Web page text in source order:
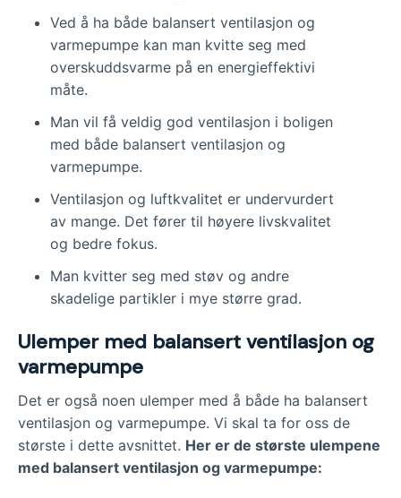
Ved å ha både balansert ventilasjon og
varmepumpe kan man kvitte seg med
overskuddsvarme på en energieffektivi
måte.
Man vil få veldig god ventilasjon i boligen
med både balansert ventilasjon og
varmepumpe.
Ventilasjon og luftkvalitet er undervurdert
av mange. Det fører til høyere livskvalitet
og bedre fokus.
Man kvitter seg med støv og andre
skadelige partikler i mye større grad.
Ulemper med balansert ventilasjon og
varmepumpe
Det er også noen ulemper med å både ha balansert
ventilasjon og varmepumpe. Vi skal ta for oss de
største i dette avsnittet. Her er de største ulempene
med balansert ventilasjon og varmepumpe: